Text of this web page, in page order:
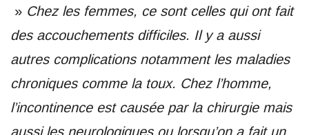
» Chez les femmes, ce sont celles qui ont fait
des accouchements difficiles. Il y a aussi
autres complications notamment les maladies
chroniques comme la toux. Chez l’homme,
l’incontinence est causée par la chirurgie mais
aussi les neurologiques ou lorsqu’on a fait un